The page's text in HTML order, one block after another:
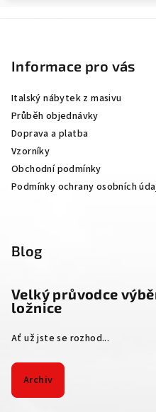
Informace pro vás
Italský nábytek z masivu
Průběh objednávky
Doprava a platba
Vzorníky
Obchodní podmínky
Podmínky ochrany osobních
Blog
Velký průvodce
ložnice
Ať už jste se rozhod...
Archiv